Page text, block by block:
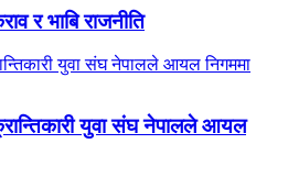
र भाबि राजनीति
क्रान्तिकारी युवा संघ नेपालले आयल